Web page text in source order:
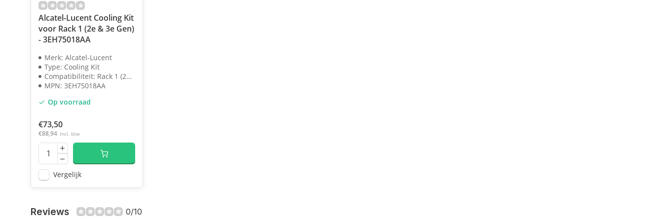
Alcatel-Lucent Cooling Kit
voor Rack 1 (2e & 3e Gen)
- 3EH75018AA
Merk: Alcatel-Lucent
Type: Cooling Kit
Compatibiliteit: Rack 1 (2e & 3e Gen)
MPN: 3EH75018AA
Op voorraad
€73,50
€88,94 Incl. btw
Vergelijk
Reviews 0/10